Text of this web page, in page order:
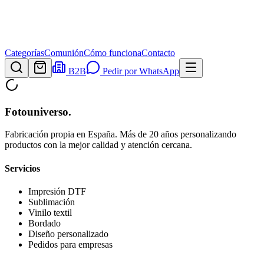
CategoríasComuniónCómo funcionaContacto
B2B
Pedir por WhatsApp
Fotouniverso.
Fabricación propia en España. Más de 20 años personalizando
productos con la mejor calidad y atención cercana.
Servicios
Impresión DTF
Sublimación
Vinilo textil
Bordado
Diseño personalizado
Pedidos para empresas